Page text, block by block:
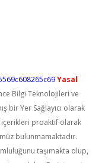
Yasal
Bilgi Teknolojileri ve
bir Yer Sağlayıcı olarak
proaktif olarak
bulunmamaktadır.
taşımakta olup,